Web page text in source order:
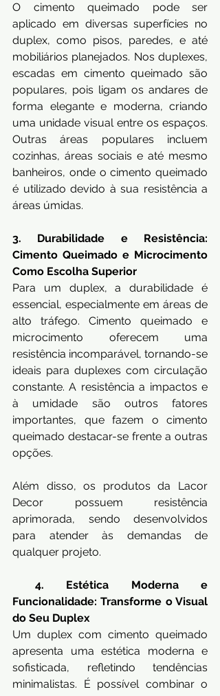
O cimento queimado pode ser
aplicado em diversas superfícies no
duplex, como pisos, paredes, e até
mobiliários planejados. Nos duplexes,
escadas em cimento queimado são
populares, pois ligam os andares de
forma elegante e moderna, criando
uma unidade visual entre os espaços.
Outras áreas populares incluem
cozinhas, áreas sociais e até mesmo
banheiros, onde o cimento queimado
é utilizado devido à sua resistência a
áreas úmidas.
3. Durabilidade e Resistência:
Cimento Queimado e Microcimento
Como Escolha Superior
Para um duplex, a durabilidade é
essencial, especialmente em áreas de
alto tráfego. Cimento queimado e
microcimento oferecem uma
resistência incomparável, tornando-se
ideais para duplexes com circulação
constante. A resistência a impactos e
à umidade são outros fatores
importantes, que fazem o cimento
queimado destacar-se frente a outras
opções.
Além disso, os produtos da Lacor
Decor possuem resistência
aprimorada, sendo desenvolvidos
para atender às demandas de
qualquer projeto.
4. Estética Moderna e
Funcionalidade: Transforme o Visual
do Seu Duplex
Um duplex com cimento queimado
apresenta uma estética moderna e
sofisticada, refletindo tendências
minimalistas. É possível combinar o